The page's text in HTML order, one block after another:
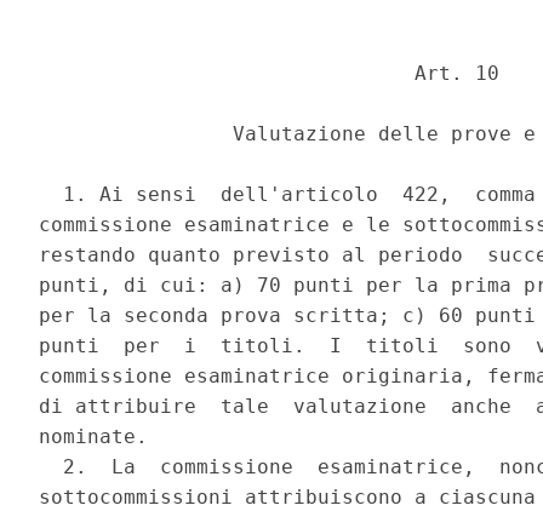
                               Art. 10
Valutazione delle prove
1. Ai sensi  dell'articolo  422,
commissione esaminatrice e le
restando quanto previsto al periodo
punti, di cui: a) 70 punti per la prima
per la seconda prova scritta; c) 60
punti  per  i  titoli.  I  titoli  sono
commissione esaminatrice originaria,
di attribuire  tale  valutazione  anche
nominate.
2.  La  commissione  esaminatrice,
sottocommissioni attribuiscono a